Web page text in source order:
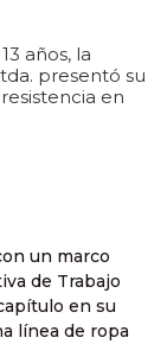
años, la
presentó su
en
un marco
de Trabajo
en su
línea de ropa